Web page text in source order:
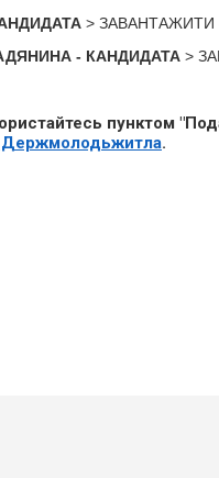
> ЗАВАНТАЖИТИ
- КАНДИДАТА >
пунктом
Держмолодьжитла.